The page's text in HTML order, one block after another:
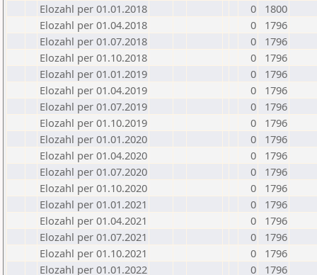
Elozahl per 01.01.2018
0
1800
Elozahl per 01.04.2018
0
1796
Elozahl per 01.07.2018
0
1796
Elozahl per 01.10.2018
0
1796
Elozahl per 01.01.2019
0
1796
Elozahl per 01.04.2019
0
1796
Elozahl per 01.07.2019
0
1796
Elozahl per 01.10.2019
0
1796
Elozahl per 01.01.2020
0
1796
Elozahl per 01.04.2020
0
1796
Elozahl per 01.07.2020
0
1796
Elozahl per 01.10.2020
0
1796
Elozahl per 01.01.2021
0
1796
Elozahl per 01.04.2021
0
1796
Elozahl per 01.07.2021
0
1796
Elozahl per 01.10.2021
0
1796
Elozahl per 01.01.2022
0
1796